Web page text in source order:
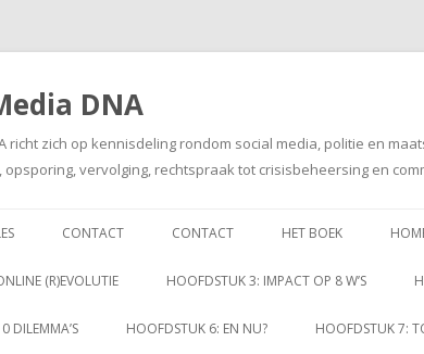
DNA
richt zich op kennisdeling rondom social media, politie en
vervolging, rechtspraak tot crisisbeheersing en
CONTACT CONTACT HET BOEK
(R)EVOLUTIE HOOFDSTUK 3: IMPACT OP 8 W’S
DILEMMA’S HOOFDSTUK 6: EN NU? HOOFDSTUK 7: